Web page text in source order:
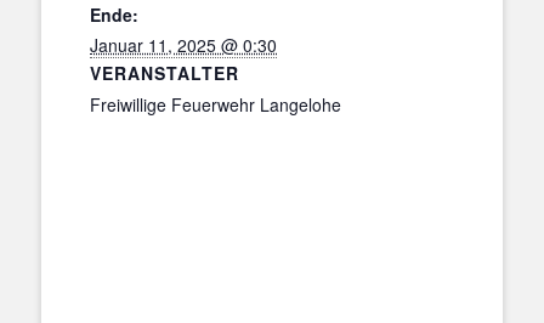
Ende:
Januar 11, 2025 @ 0:30
VERANSTALTER
Freiwillige Feuerwehr Langelohe